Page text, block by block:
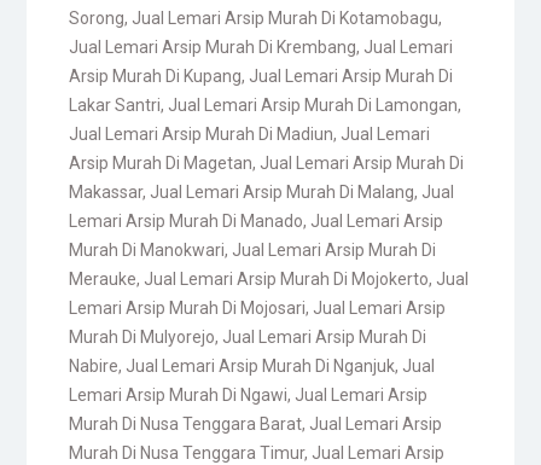
Sorong, Jual Lemari Arsip Murah Di Kotamobagu,
Jual Lemari Arsip Murah Di Krembang, Jual Lemari
Arsip Murah Di Kupang, Jual Lemari Arsip Murah Di
Lakar Santri, Jual Lemari Arsip Murah Di Lamongan,
Jual Lemari Arsip Murah Di Madiun, Jual Lemari
Arsip Murah Di Magetan, Jual Lemari Arsip Murah Di
Makassar, Jual Lemari Arsip Murah Di Malang, Jual
Lemari Arsip Murah Di Manado, Jual Lemari Arsip
Murah Di Manokwari, Jual Lemari Arsip Murah Di
Merauke, Jual Lemari Arsip Murah Di Mojokerto, Jual
Lemari Arsip Murah Di Mojosari, Jual Lemari Arsip
Murah Di Mulyorejo, Jual Lemari Arsip Murah Di
Nabire, Jual Lemari Arsip Murah Di Nganjuk, Jual
Lemari Arsip Murah Di Ngawi, Jual Lemari Arsip
Murah Di Nusa Tenggara Barat, Jual Lemari Arsip
Murah Di Nusa Tenggara Timur, Jual Lemari Arsip